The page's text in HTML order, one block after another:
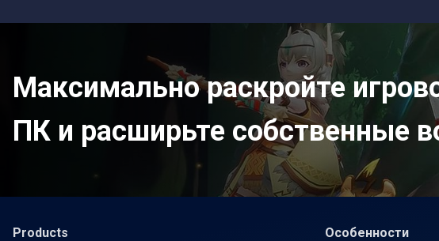
Максимально раскройте
ПК и расширьте собственные
Products Oсобенности